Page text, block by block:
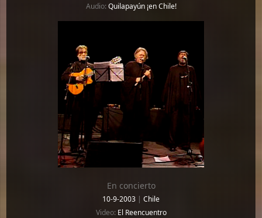
Audio:Quilapayún ¡en Chile!
En concierto
10-9-2003|Chile
Video:El Reencuentro